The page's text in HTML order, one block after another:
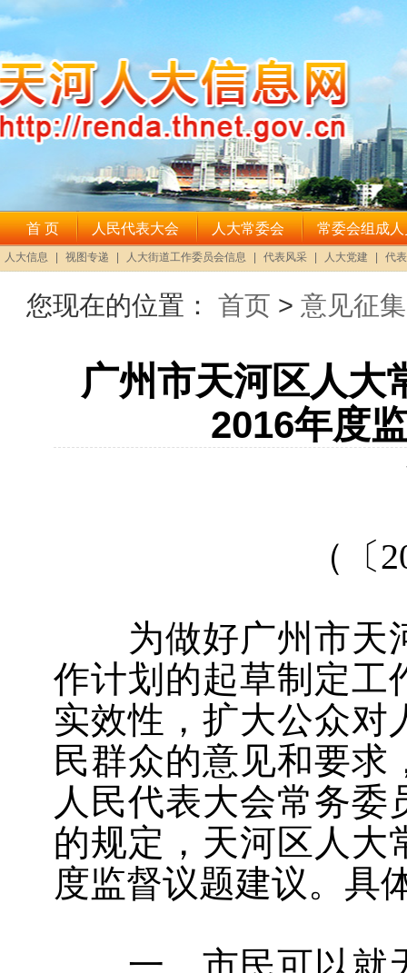
您现在的位置： 首页 > 意见征集
广州市天河区人大
2016年度
（〔
为做好广州市天
作计划的起草制定工
实效性，扩大公众对
民群众的意见和要求
人民代表大会常务委
的规定，天河区人大
度监督议题建议。具